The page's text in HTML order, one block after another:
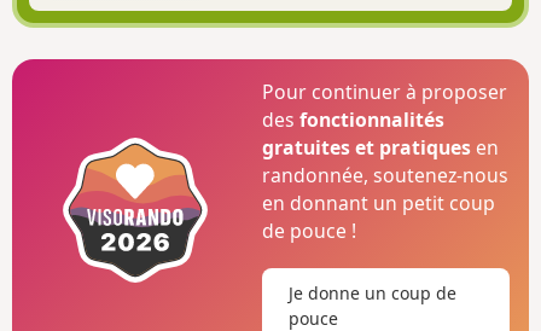
Pour continuer à proposer
desfonctionnalités
gratuites et pratiques en
randonnée, soutenez-nous
en donnant un petit coup
de pouce !
Je donne un coup de
pouce